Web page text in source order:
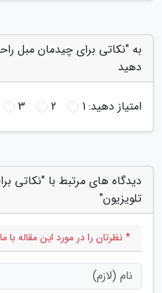
به "نکاتی برای چیدمان مبل
دهید
امتیاز دهید:1
2
3
دیدگاه های مرتبط با "نکاتی
تلویزیون"
* نظرتان را در مورد این مقاله با